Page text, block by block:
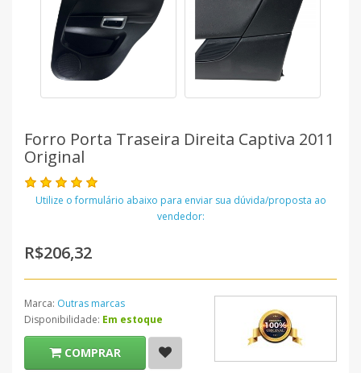
Forro Porta Traseira Direita Captiva 2011
Original
Utilize o formulário abaixo para enviar sua dúvida/proposta ao
vendedor:
R$206,32
Marca: Outras marcas
Disponibilidade: Em estoque
COMPRAR